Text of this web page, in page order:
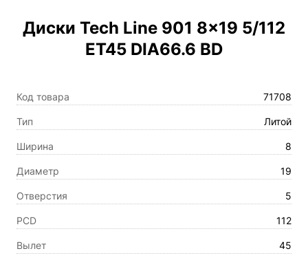
Диски Tech Line 901 8×19 5/112
ET45 DIA66.6 BD
Код товара 71708
Тип Литой
Ширина 8
Диаметр 19
Отверстия 5
PCD 112
Вылет 45